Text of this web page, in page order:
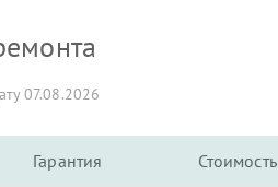
07.08.2026
Гарантия Стоимость